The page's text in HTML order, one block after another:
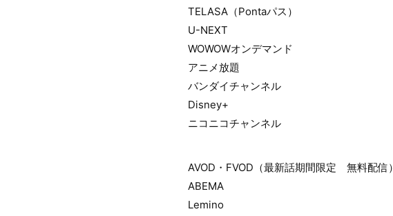
TELASA（Pontaパス）
U-NEXT
WOWOWオンデマンド
アニメ放題
バンダイチャンネル
Disney+
ニコニコチャンネル
AVOD・FVOD（最新話期間限定 無料配信）
ABEMA
Lemino